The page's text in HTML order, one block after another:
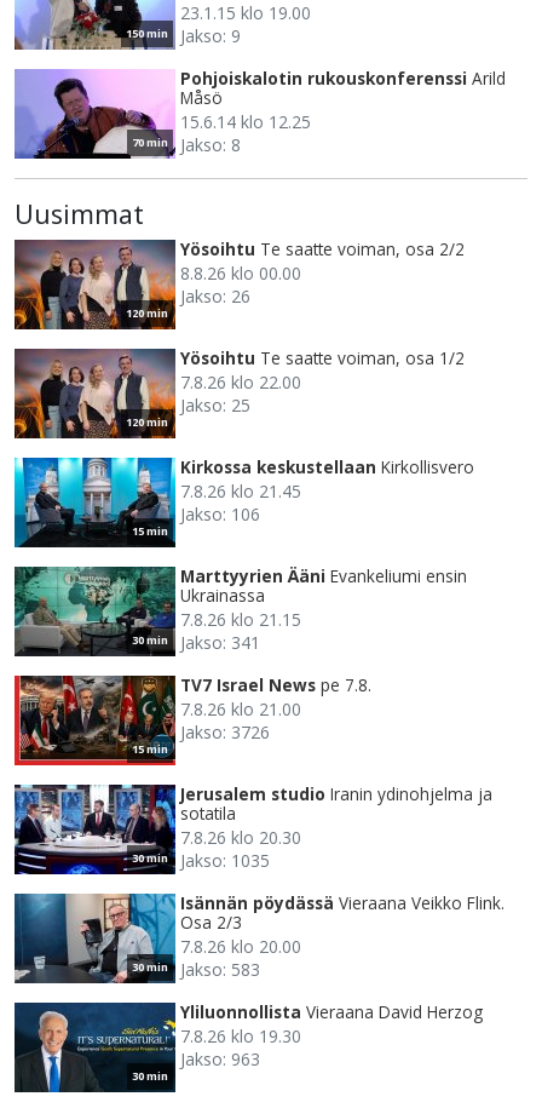
150 min
23.1.15 klo 19.00
Jakso: 9
70 min
Pohjoiskalotin rukouskonferenssi Arild
Måsö
15.6.14 klo 12.25
Jakso: 8
Uusimmat
120 min
Yösoihtu Te saatte voiman, osa 2/2
8.8.26 klo 00.00
Jakso: 26
120 min
Yösoihtu Te saatte voiman, osa 1/2
7.8.26 klo 22.00
Jakso: 25
15 min
Kirkossa keskustellaan Kirkollisvero
7.8.26 klo 21.45
Jakso: 106
30 min
Marttyyrien Ääni Evankeliumi ensin
Ukrainassa
7.8.26 klo 21.15
Jakso: 341
15 min
TV7 Israel News pe 7.8.
7.8.26 klo 21.00
Jakso: 3726
30 min
Jerusalem studio Iranin ydinohjelma ja
sotatila
7.8.26 klo 20.30
Jakso: 1035
30 min
Isännän pöydässä Vieraana Veikko Flink.
Osa 2/3
7.8.26 klo 20.00
Jakso: 583
30 min
Yliluonnollista Vieraana David Herzog
7.8.26 klo 19.30
Jakso: 963